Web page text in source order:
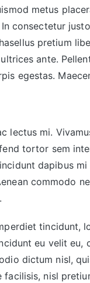
metus
consectetur
pretium
ante.
egestas.
lectus mi.
tortor sem
dapibus
commodo
tincidunt,
eu velit eu,
dictum nisl,
facilisis, nisl